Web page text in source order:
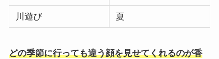
川遊び 夏
どの季節に行っても違う顔を見せてくれるのが香